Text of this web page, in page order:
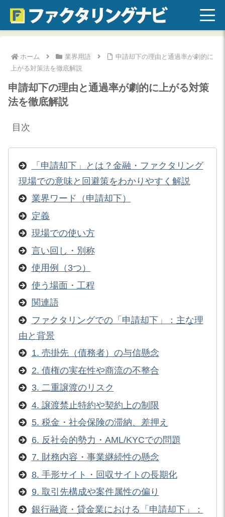
ホーム 業界用語
申請却下の理由と通過率が劇的に
上がる対策法を徹底解説
申請却下の理由と通過率が劇的に上がる対策
法を徹底解説
目次
「申請却下」とは？金融・ファクタリング
現場での意味と回避策をわかりやすく解説
業界ワード（申請却下）
定義
現場での使い方
言い回し・別称
使用例（3つ）
使う場面・工程
関連語
ファクタリングでの「申請却下」：主な理
由と背景
1. 売掛先（債務者）の与信懸念
2. 債権の実在性や商流の不整合
3. 二重譲渡のリスク
4. 譲渡禁止特約や契約上の制限
5. 税金・社会保険の滞納、差押え
6. 反社会的勢力・AML/KYCでの問題
7. 財務内容・事業継続性の懸念
8. 手形サイト・回収サイトの長期化
9. 取引先構成や案件属性の偏り
銀行融資・貸金業における「申請却下」：